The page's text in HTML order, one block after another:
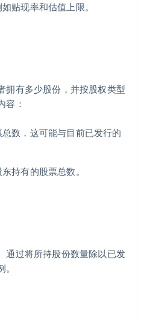
贴现率和估值上限。
拥有多少股份，并按股权类型
容：
数，这可能与目前已发行的
持有的股票总数。
通过将所持股份数量除以已发